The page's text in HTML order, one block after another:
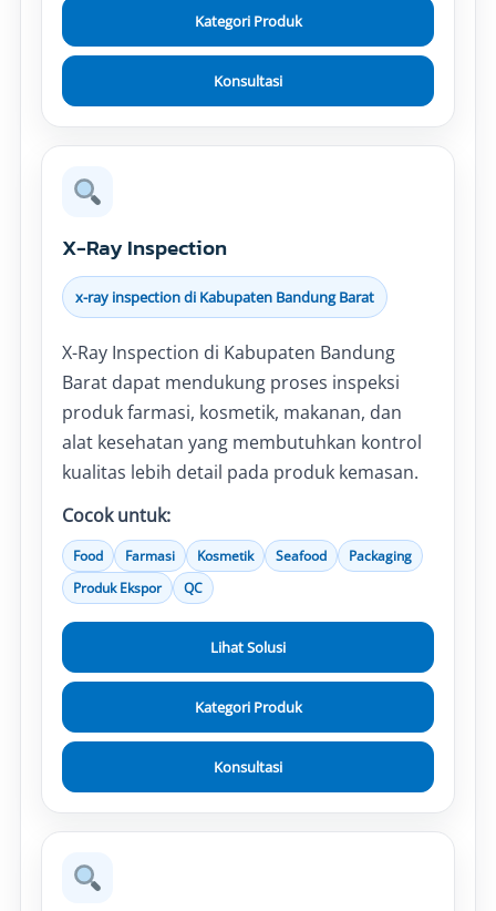
Kategori Produk
Konsultasi
X-Ray Inspection
x-ray inspection di Kabupaten Bandung Barat
X-Ray Inspection di Kabupaten Bandung
Barat dapat mendukung proses inspeksi
produk farmasi, kosmetik, makanan, dan
alat kesehatan yang membutuhkan kontrol
kualitas lebih detail pada produk kemasan.
Cocok untuk:
Food Farmasi Kosmetik Seafood
Packaging
Produk Ekspor
QC
Lihat Solusi
Kategori Produk
Konsultasi